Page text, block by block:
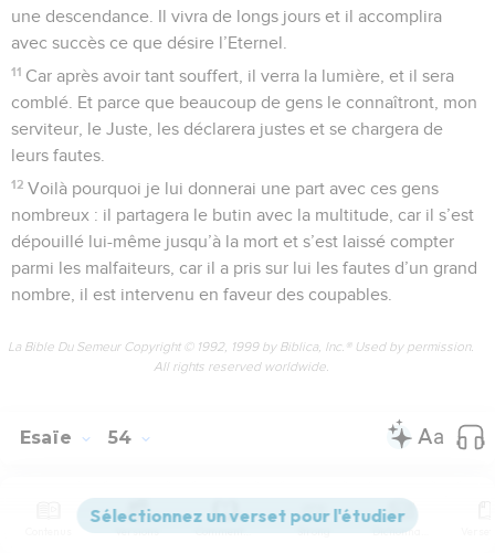
une descendance. Il vivra de longs jours et il accomplira
avec succès ce que désire l’Eternel.
11 Car après avoir tant souffert, il verra la lumière, et il sera
comblé. Et parce que beaucoup de gens le connaîtront, mon
serviteur, le Juste, les déclarera justes et se chargera de
leurs fautes.
12 Voilà pourquoi je lui donnerai une part avec ces gens
nombreux : il partagera le butin avec la multitude, car il s’est
dépouillé lui-même jusqu’à la mort et s’est laissé compter
parmi les malfaiteurs, car il a pris sur lui les fautes d’un grand
nombre, il est intervenu en faveur des coupables.
La Bible Du Semeur Copyright © 1992, 1999 by Biblica, Inc.® Used by permission.
All rights reserved worldwide.
Esaïe 54
Seuls les Évangiles sont disponibles en vidéo pour le moment.
Versions Commentaires Strong